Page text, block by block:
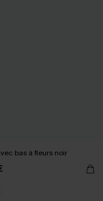
bas à fleurs noir